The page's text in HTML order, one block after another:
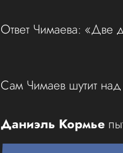
Ответ Чимаева: «Две
Сам Чимаев шутит
Даниэль Кормье